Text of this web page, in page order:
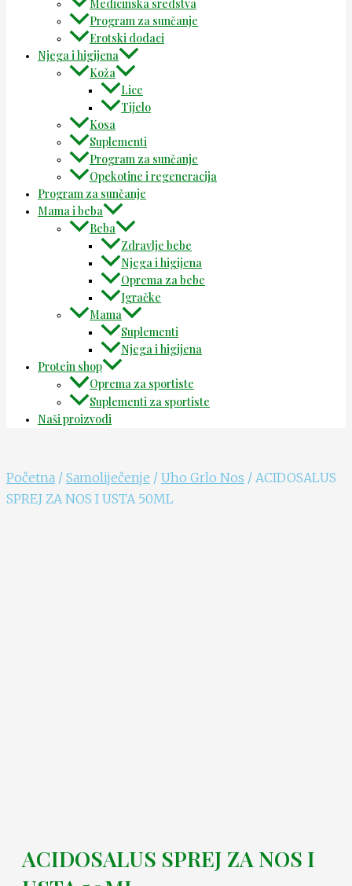
Medicinska sredstva
Program za sunčanje
Erotski dodaci
Njega i higijena
Koža
Lice
Tijelo
Kosa
Suplementi
Program za sunčanje
Opekotine i regeneracija
Program za sunčanje
Mama i beba
Beba
Zdravlje bebe
Njega i higijena
Oprema za bebe
Igračke
Mama
Suplementi
Njega i higijena
Protein shop
Oprema za sportiste
Suplementi za sportiste
Naši proizvodi
Početna / Samoliječenje / Uho Grlo Nos / ACIDOSALUS
SPREJ ZA NOS I USTA 50ML
ACIDOSALUS SPREJ ZA NOS I